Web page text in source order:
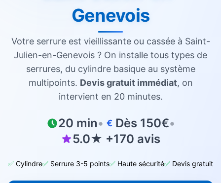
Genevois
Votre serrure est vieillissante ou cassée à Saint-
Julien-en-Genevois ? On installe tous types de
serrures, du cylindre basique au système
multipoints. Devis gratuit immédiat, on
intervient en 20 minutes.
20 min• € Dès 150€•
5.0★ +170 avis
✅ Cylindre✅ Serrure 3-5 points✅ Haute sécurité✅ Devis gratuit